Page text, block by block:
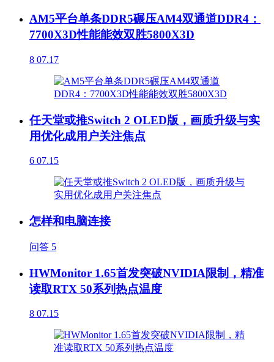
AM5平台单条DDR5碾压AM4双通道DDR4：
7700X3D性能能效双胜5800X3D
8 07.17
任天堂或推Switch 2 OLED版，画质升级与实
用优化成用户关注焦点
6 07.15
怎样和电脑连接
问答 5
HWMonitor 1.65首发突破NVIDIA限制，精准
读取RTX 50系列热点温度
8 07.15